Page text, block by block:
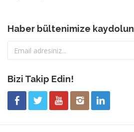
Haber bültenimize kaydolun
Bizi Takip Edin!